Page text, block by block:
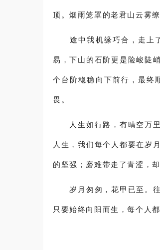
顶。烟雨笼罩的老君山云雾
途中我机缘巧合，走上了
易，下山的石阶更是险峻陡
个台阶稳稳向下前行，最终
畏。
人生如行路，有晴空万里
人生，我们每个人都要在岁
的坚强；磨难带走了青涩，却
岁月匆匆，花甲已至。往
只要始终向阳而生，每个人